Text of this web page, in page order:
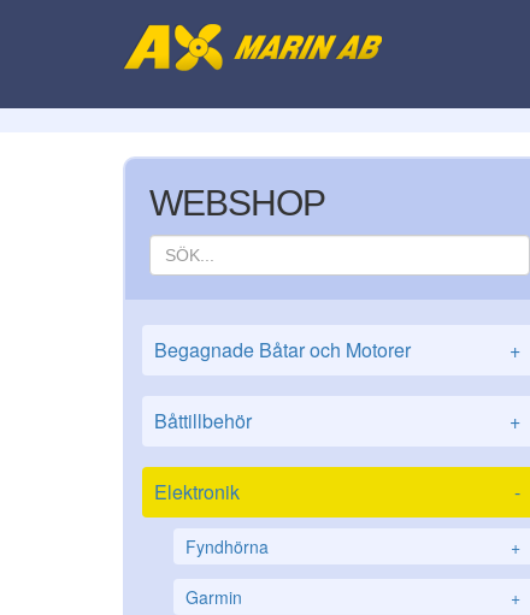
WEBSHOP
Begagnade Båtar och Motorer +
Båttillbehör +
Elektronik -
Fyndhörna +
Garmin +